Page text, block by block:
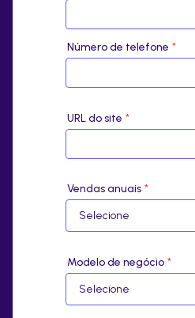
Número de telefone *
URL do site *
Vendas anuais *
Modelo de negócio *